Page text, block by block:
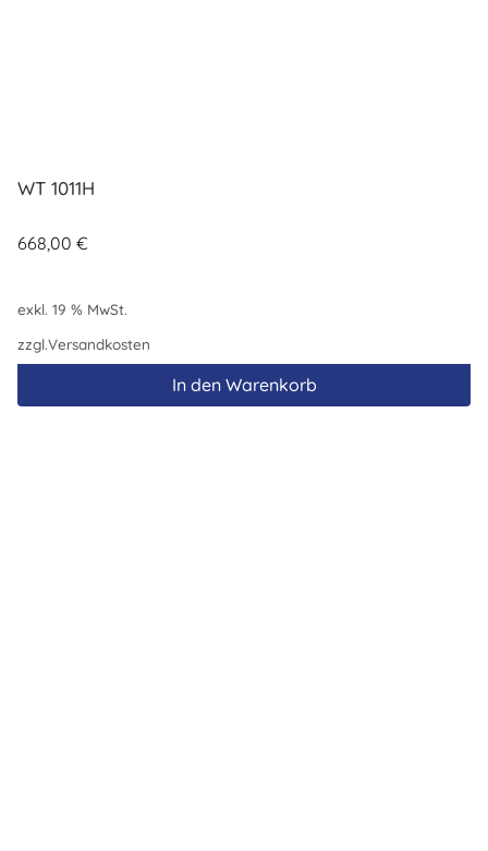
WT 1011H
668,00 €
exkl. 19 % MwSt.
zzgl.Versandkosten
In den Warenkorb